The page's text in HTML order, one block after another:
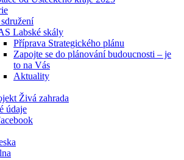
Labské skály
Příprava Strategického plánu
Zapojte se do plánování budoucnosti – je
to na Vás
Aktuality
Živá zahrada
údaje